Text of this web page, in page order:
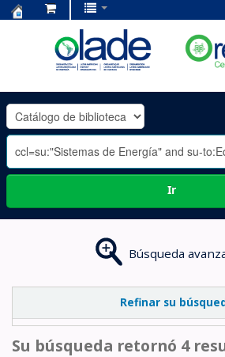
OLADE
-
Ir
Búsqueda
Refinar su
Su búsqueda retornó 4